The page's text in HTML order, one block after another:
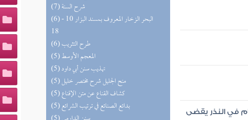
(7) شرح السنة
(6) البحر الزخار المعروف بمسند البزار 10 -
18
(6) طرح التثريب
(5) المعجم الأوسط
(5) تهذيب سنن أبي داود
(5) منح الجليل شرح مختصر خليل
(5) كشاف القناع عن متن الإقناع
(5) بدائع الصنائع في ترتيب الشرائع
في النذر يقضى